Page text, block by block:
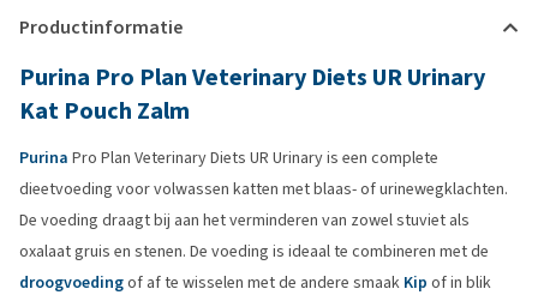
Productinformatie
Purina Pro Plan Veterinary Diets UR Urinary
Kat Pouch Zalm
Purina Pro Plan Veterinary Diets UR Urinary is een complete
dieetvoeding voor volwassen katten met blaas- of urinewegklachten.
De voeding draagt bij aan het verminderen van zowel stuviet als
oxalaat gruis en stenen. De voeding is ideaal te combineren met de
droogvoedingof af te wisselen met de andere smaak Kip of in blik